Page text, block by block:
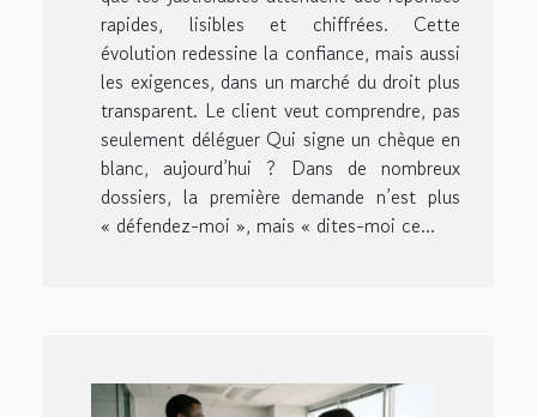
rapides, lisibles et chiffrées. Cette
évolution redessine la confiance, mais aussi
les exigences, dans un marché du droit plus
transparent. Le client veut comprendre, pas
seulement déléguer Qui signe un chèque en
blanc, aujourd’hui ? Dans de nombreux
dossiers, la première demande n’est plus
« défendez-moi », mais « dites-moi ce...